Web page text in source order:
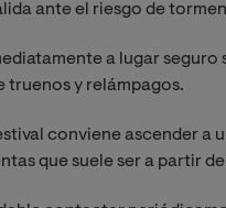
ante el riesgo de
a lugar
truenos y relámpagos.
conviene ascender a
que suele ser a partir de